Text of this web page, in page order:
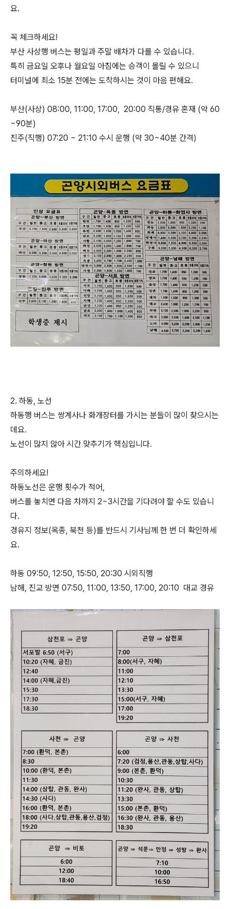
요.
꼭 체크하세요!
부산 사상행 버스는 평일과 주말 배차가 다를 수 있습니다.
특히 금요일 오후나 월요일 아침에는 승객이 몰릴 수 있으니
터미널에 최소 15분 전에는 도착하시는 것이 마음 편해요.
부산(사상) 08:00, 11:00, 17:00, 20:00 직통/경유 혼재 (약 60
~90분)
진주(직행) 07:20 ~ 21:10 수시 운행 (약 30~40분 간격)
2. 하동, 노선
하동행 버스는 쌍계사나 화개장터를 가시는 분들이 많이 찾으시는
데요.
노선이 많지 않아 시간 맞추기가 핵심입니다.
주의하세요!
하동노선은 운행 횟수가 적어,
버스를 놓치면 다음 차까지 2~3시간을 기다려야 할 수도 있습니
다.
경유지 정보(옥종, 북천 등)를 반드시 기사님께 한 번 더 확인하세
요.
하동 09:50, 12:50, 15:50, 20:30 시외직행
남해, 진교 방면 07:50, 11:00, 13:50, 17:00, 20:10 대교 경유